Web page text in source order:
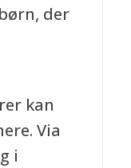
der
kan
Via
i